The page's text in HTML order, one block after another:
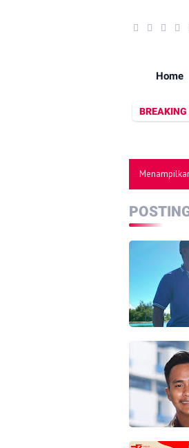
Home
BREAKING
DESA AGAR SEGERA DIGANTIKAN!